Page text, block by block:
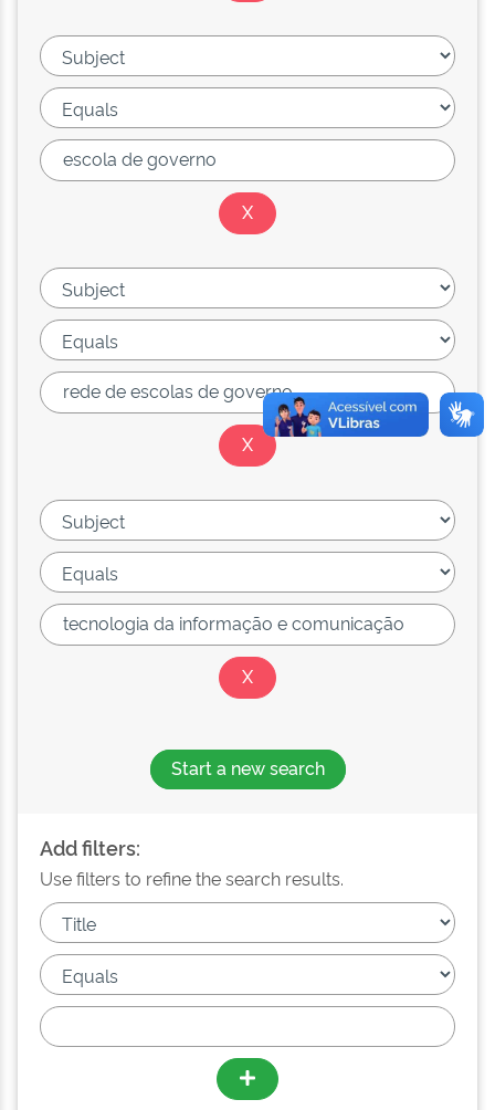
Start a new search
Add filters:
Use filters to refine the search results.